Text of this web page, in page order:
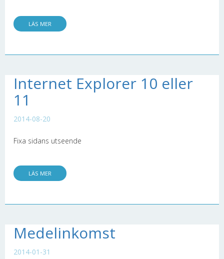
LÄS MER
Internet Explorer 10 eller
11
2014-08-20
Fixa sidans utseende
LÄS MER
Medelinkomst
2014-01-31